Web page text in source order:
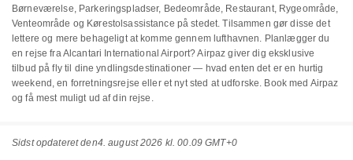
Børneværelse, Parkeringspladser, Bedeområde, Restaurant, Rygeområde,
Venteområde og Kørestolsassistance på stedet. Tilsammen gør disse det
lettere og mere behageligt at komme gennem lufthavnen. Planlægger du
en rejse fra Alcantari International Airport? Airpaz giver dig eksklusive
tilbud på fly til dine yndlingsdestinationer — hvad enten det er en hurtig
weekend, en forretningsrejse eller et nyt sted at udforske. Book med Airpaz
og få mest muligt ud af din rejse.
Sidst opdateret den4. august 2026 kl. 00.09 GMT+0